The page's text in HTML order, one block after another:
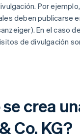
Por
deben publicarse
En el caso
de divulgación
crea
Co. KG?